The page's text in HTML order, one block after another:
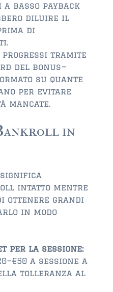
basso payback
diluire il
di
progressi tramite
del bonus—
su quante
per evitare
mancate.
in
significa
intatto mentre
ottenere grandi
in modo
per la sessione:
a sessione a
tolleranza al